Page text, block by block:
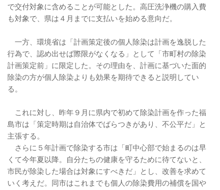
で交付対象に含めることが可能とした。高圧洗浄機の購入費
も対象で、県は４月までに支払いを始める意向だ。
一方、環境省は「計画策定後の個人除染は計画を逸脱した
行為で、認め出せば際限がなくなる」として「市町村の除染
計画策定前」に限定した。その理由を、計画に基づいた面的
除染の方が個人除染よりも効果を期待できると説明してい
る。
これに対し、昨年９月に県内で初めて除染計画を作った福
島市は「策定時期は自治体でばらつきがあり、不公平だ」と
主張する。
さらに５年計画で除染する市は「町中心部で始まるのは早
くて今年夏以降。自分たちの健康を守るために待てないと、
市民が除染した場合は対象にすべきだ」とし、改善を求めて
いく考えだ。同市はこれまでも個人の除染費用の補償を国や